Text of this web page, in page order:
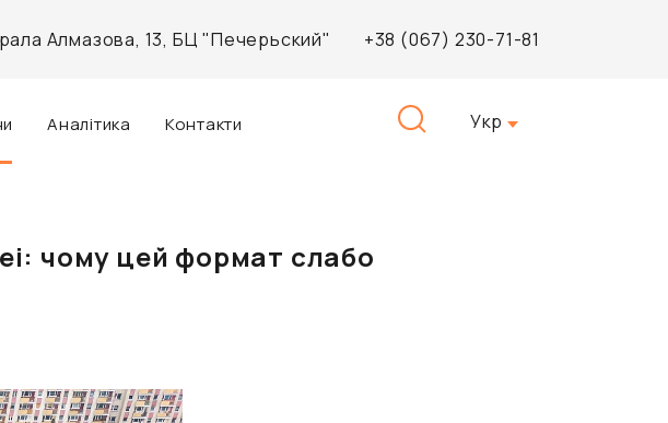
Алмазова, 13, БЦ "Печерьский" +38 (067) 230-71-81
Аналітика Контакти Укр
чому цей формат слабо